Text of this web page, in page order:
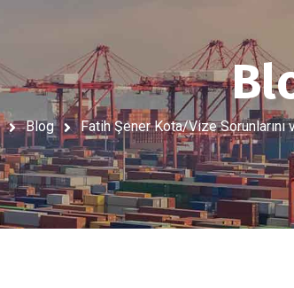
Blog Fatih Şener Kota/Vize Sorunlarını